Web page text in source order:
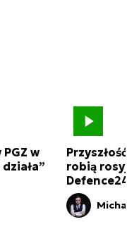
w
robią